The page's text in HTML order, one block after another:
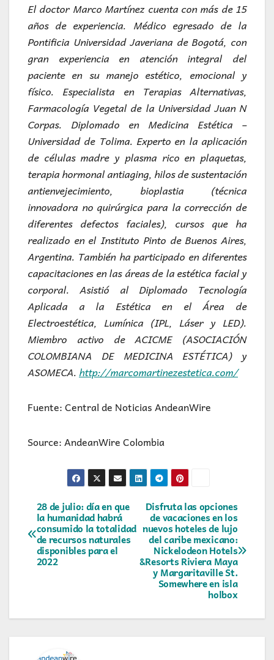
El doctor Marco Martínez cuenta con más de 15
años de experiencia. Médico egresado de la
Pontificia Universidad Javeriana de Bogotá, con
gran experiencia en atención integral del
paciente en su manejo estético, emocional y
físico. Especialista en Terapias Alternativas,
Farmacología Vegetal de la Universidad Juan N
Corpas. Diplomado en Medicina Estética –
Universidad de Tolima. Experto en la aplicación
de células madre y plasma rico en plaquetas,
terapia hormonal antiaging, hilos de sustentación
antienvejecimiento, bioplastia (técnica
innovadora no quirúrgica para la corrección de
diferentes defectos faciales), cursos que ha
realizado en el Instituto Pinto de Buenos Aires,
Argentina. También ha participado en diferentes
capacitaciones en las áreas de la estética facial y
corporal. Asistió al Diplomado Tecnología
Aplicada a la Estética en el Área de
Electroestética, Lumínica (IPL, Láser y LED).
Miembro activo de ACICME (ASOCIACIÓN
COLOMBIANA DE MEDICINA ESTÉTICA) y
ASOMECA. http://marcomartinezestetica.com/
Fuente: Central de Noticias AndeanWire
Source: AndeanWire Colombia
Navegación
de
entradas
Disfruta las opciones
de vacaciones en los
nuevos hoteles de lujo
del caribe mexicano:
Nickelodeon Hotels
&Resorts Riviera Maya
y Margaritaville St.
Somewhere en isla
holbox
28 de julio: día en que
la humanidad habrá
consumido la totalidad
de recursos naturales
disponibles para el
2022